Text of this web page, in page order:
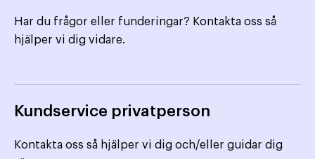
Har du frågor eller funderingar? Kontakta oss så
hjälper vi dig vidare.
Kundservice privatperson
Kontakta oss så hjälper vi dig och/eller guidar dig